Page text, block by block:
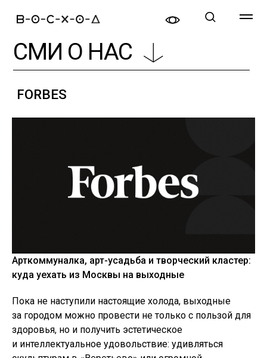
FORBES
Арткоммуналка, арт-усадьба и творческий кластер:
куда уехать из Москвы на выходные
Пока не наступили настоящие холода, выходные
за городом можно провести не только с пользой для
здоровья, но и получить эстетическое
и интеллектуальное удовольствие: удивляться
СНОБ